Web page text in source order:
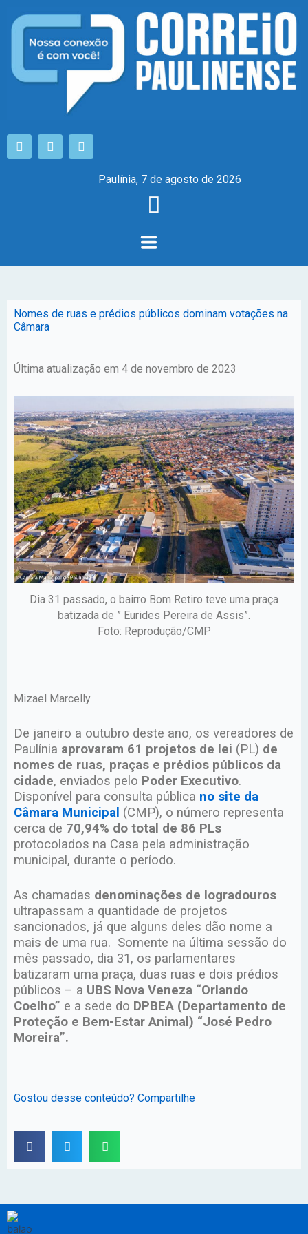
Paulínia, 7 de agosto de 2026
Nomes de ruas e prédios públicos dominam votações na
Câmara
Última atualização em 4 de novembro de 2023
Dia 31 passado, o bairro Bom Retiro teve uma praça
batizada de ” Eurides Pereira de Assis”.
Foto: Reprodução/CMP
Mizael Marcelly
De janeiro a outubro deste ano, os vereadores de
Paulínia aprovaram 61 projetos de lei (PL) de
nomes de ruas, praças e prédios públicos da
cidade, enviados pelo Poder Executivo.
Disponível para consulta pública no site da
Câmara Municipal (CMP), o número representa
cerca de 70,94% do total de 86 PLs
protocolados na Casa pela administração
municipal, durante o período.
As chamadas denominações de logradouros
ultrapassam a quantidade de projetos
sancionados, já que alguns deles dão nome a
mais de uma rua. Somente na última sessão do
mês passado, dia 31, os parlamentares
batizaram uma praça, duas ruas e dois prédios
públicos – a UBS Nova Veneza “Orlando
Coelho” e a sede do DPBEA (Departamento de
Proteção e Bem-Estar Animal) “José Pedro
Moreira”.
Gostou desse conteúdo? Compartilhe